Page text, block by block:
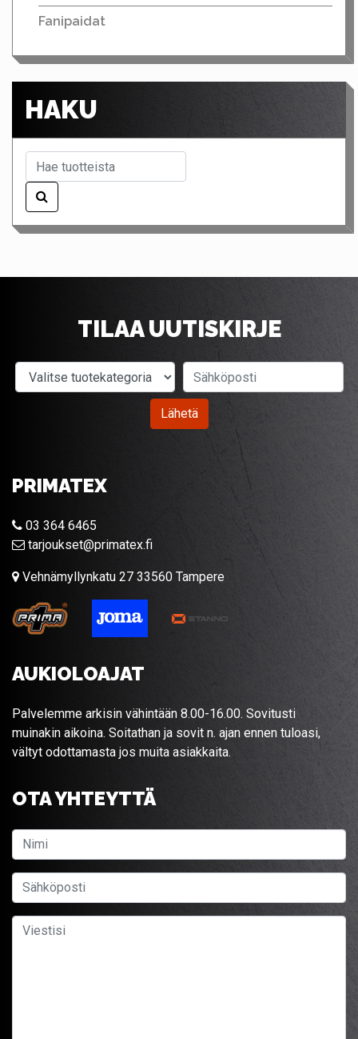
Fanipaidat
HAKU
TILAA UUTISKIRJE
Valitse tuotekategoria
Lähetä
PRIMATEX
03 364 6465
tarjoukset@primatex.fi
Vehnämyllynkatu 27 33560 Tampere
AUKIOLOAJAT
Palvelemme arkisin vähintään 8.00-16.00. Sovitusti
muinakin aikoina. Soitathan ja sovit n. ajan ennen tuloasi,
vältyt odottamasta jos muita asiakkaita.
OTA YHTEYTTÄ